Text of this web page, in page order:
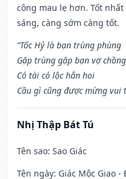
công mau lẹ hơn. Tốt
sáng, càng sớm càng tốt.
“Tốc Hỷ là bạn trùng phùng
Gặp trùng gặp bạn vợ
Có tài có lộc hẳn hoi
Cầu gì cũng được mừng vui
Nhị Thập Bát Tú
Tên sao: Sao Giác
Tên ngày: Giác Mộc Giao -